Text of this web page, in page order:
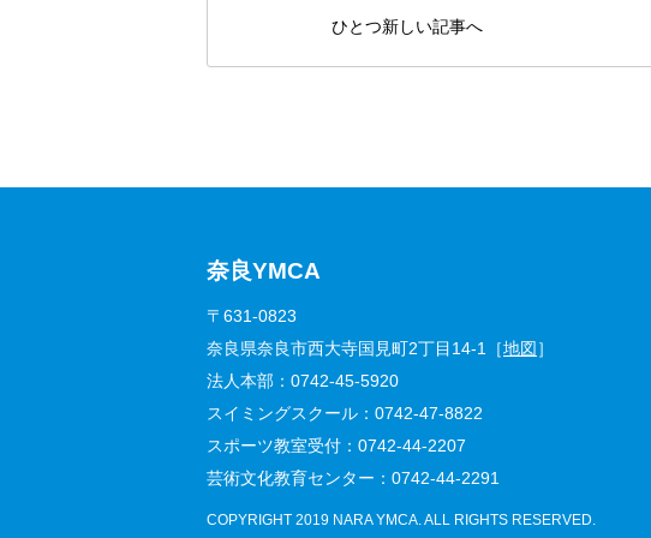
ひとつ新しい記事へ
奈良YMCA
〒631-0823
奈良県奈良市西大寺国見町2丁目14-1［地図 ］
法人本部： 0742-45-5920
スイミングスクール： 0742-47-8822
スポーツ教室受付： 0742-44-2207
芸術文化教育センター： 0742-44-2291
COPYRIGHT 2019 NARA YMCA. ALL RIGHTS RESERVED.